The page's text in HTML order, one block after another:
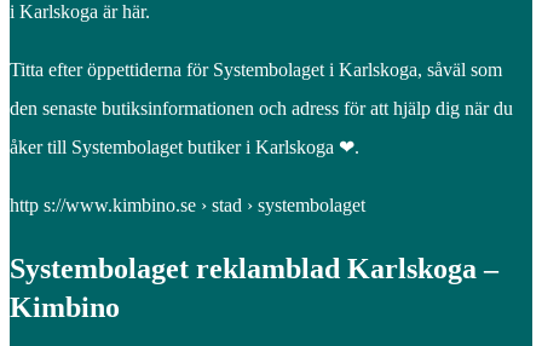
i Karlskoga är här.
Titta efter öppettiderna för Systembolaget i Karlskoga, såväl som
den senaste butiksinformationen och adress för att hjälp dig när du
åker till Systembolaget butiker i Karlskoga ❤.
http s://www.kimbino.se › stad › systembolaget
Systembolaget reklamblad Karlskoga –
Kimbino